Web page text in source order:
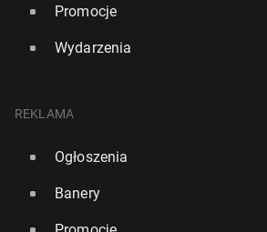
Promocje
Wydarzenia
REKLAMA
Ogłoszenia
Banery